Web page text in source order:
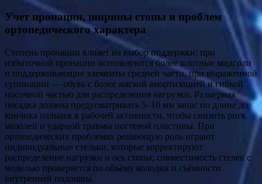
Учет пронации, ширины стопы и проблем
ортопедического характера
Степень пронации влияет на выбор поддержки: при
избыточной пронации используются более плотные мидсоли
и поддерживающие элементы средней части, при выраженной
супинации — обувь с более мягкой амортизацией и гибкой
носочной частью для распределения нагрузки. Размерная
посадка должна предусматривать 5–10 мм запас по длине до
кончика пальцев в рабочей активности, чтобы снизить риск
мозолей и ударной травмы ногтевой пластины. При
ортопедических проблемах решающую роль играют
индивидуальные стельки, которые корректируют
распределение нагрузки и ось стопы; совместимость стелек с
моделью проверяется по объёму колодки и съёмности
внутренней подошвы.